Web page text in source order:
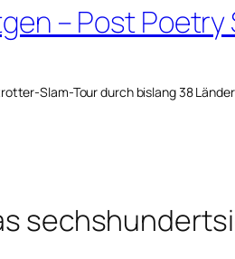
– Post
Slam-Tour durch bislang 38